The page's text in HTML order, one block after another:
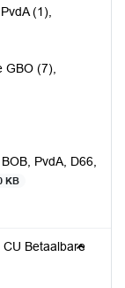
(1),
GBO (7),
PvdA, D66,
KB
CU Betaalbare